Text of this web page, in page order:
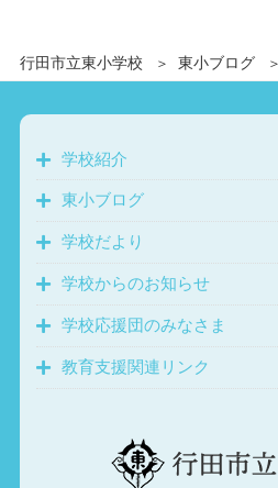
行田市立東小学校 東小ブログ
学校紹介
東小ブログ
学校だより
学校からのお知らせ
学校応援団のみなさま
教育支援関連リンク